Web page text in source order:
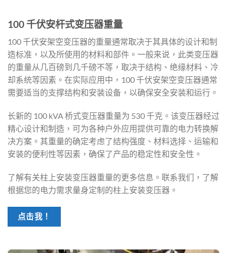
100 千伏安杆式变压器重量
100 千伏安架空变压器的重量通常取决于其具体的设计和制
造标准，以及所使用的材料和部件。一般来说，此类变压器
的重量从几百磅到几千磅不等，取决于结构、绝缘材料、冷
却系统等因素。在实际应用中，100 千伏安架空变压器通常
需要适当的支撑结构和安装设备，以确保安全安装和运行。
长新的 100 kVA 桥式变压器重量为 530 千克。该变压器经过
精心设计和制造，可为各种户外应用提供可靠的电力转换解
决方案。其重量的确定考虑了结构强度、材料选择、运输和
安装的便利性等因素，确保了产品的稳定性和安全性。
了解有关柱上安装变压器重量的更多信息。联系我们，了解
根据您的电力需求量身定制的柱上安装变压器。
点击我！